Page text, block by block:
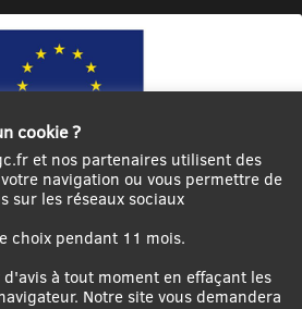
par l’Union européenne avec le Fonds
du
site
légales
cookie ?
et nos partenaires utilisent des
navigation ou vous permettre de
sur les réseaux sociaux
choix pendant 11 mois.
à tout moment en effaçant les
Notre site vous demandera